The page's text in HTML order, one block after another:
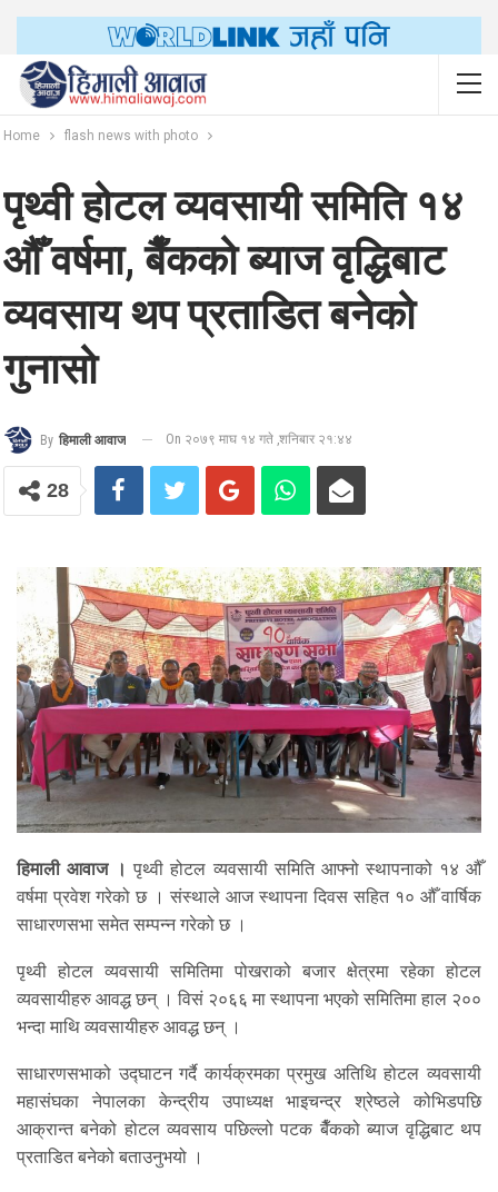
Home flash news with photo
पृथ्वी होटल व्यवसायी समिति १४
औँ वर्षमा, बैँकको ब्याज वृद्धिबाट
व्यवसाय थप प्रताडित बनेको
गुनासो
By हिमाली आवाज On २०७९ माघ १४ गते ,शनिबार २१:४४
28
हिमाली आवाज । पृथ्वी होटल व्यवसायी समिति आफ्नो स्थापनाको १४ औँ
वर्षमा प्रवेश गरेको छ । संस्थाले आज स्थापना दिवस सहित १० औँ वार्षिक
साधारणसभा समेत सम्पन्न गरेको छ ।
पृथ्वी होटल व्यवसायी समितिमा पोखराको बजार क्षेत्रमा रहेका होटल
व्यवसायीहरु आवद्ध छन् । विसं २०६६ मा स्थापना भएको समितिमा हाल २००
भन्दा माथि व्यवसायीहरु आवद्ध छन् ।
साधारणसभाको उद्घाटन गर्दै कार्यक्रमका प्रमुख अतिथि होटल व्यवसायी
महासंघका नेपालका केन्द्रीय उपाध्यक्ष भाइचन्द्र श्रेष्ठले कोभिडपछि
आक्रान्त बनेको होटल व्यवसाय पछिल्लो पटक बैँकको ब्याज वृद्धिबाट थप
प्रताडित बनेको बताउनुभयो ।